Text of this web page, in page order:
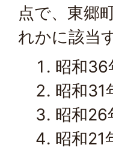
点で、東郷
れかに該当
昭和36
昭和31
昭和26
昭和21